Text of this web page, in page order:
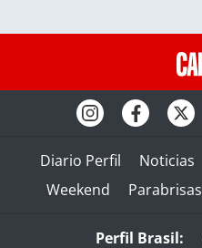
Diario Perfil Noticias
Weekend
Parabrisas
Perfil Brasil: